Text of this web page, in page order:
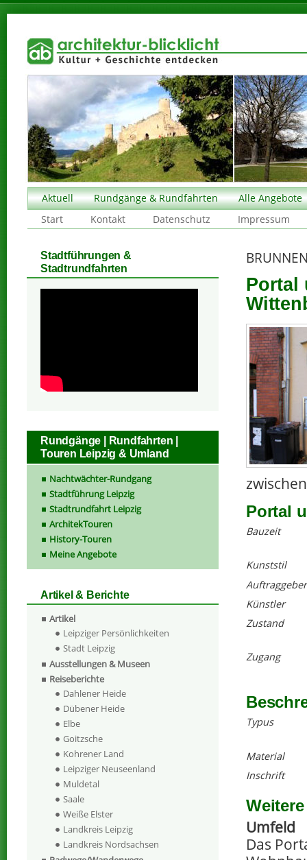
Aktuell Rundgänge & Rundfahrten
Alle Angebote
Start
Kontakt Datenschutz Impressum
Portal
Portal
Bauzeit
Kunststil
Auftraggeber
Künstler
Zustand
Zugang
Typus
Material
Inschrift
Umfeld
Das
Stadtführungen &
Stadtrundfahrten
Rundgänge | Rundfahrten |
Touren Leipzig & Umland
Nachtwächter-Rundgang
Stadtführung Leipzig
Stadtrundfahrt Leipzig
ArchitekTouren
History-Touren
Meine Angebote
Artikel & Berichte
Artikel
Leipziger Persönlichkeiten
Stadt Leipzig
Ausstellungen & Museen
Reiseberichte
Dahlener Heide
Dübener Heide
Elbe
Goitzsche
Kohrener Land
Leipziger Neuseenland
Muldetal
Saale
Weiße Elster
Landkreis Leipzig
Landkreis Nordsachsen